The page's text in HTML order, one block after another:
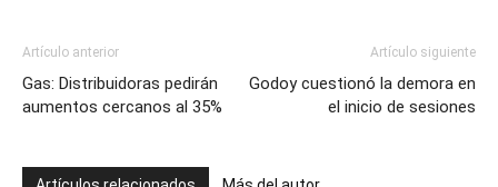
Artículo anterior
Gas: Distribuidoras pedirán
aumentos cercanos al 35%
Artículo siguiente
Godoy cuestionó la demora en
el inicio de sesiones